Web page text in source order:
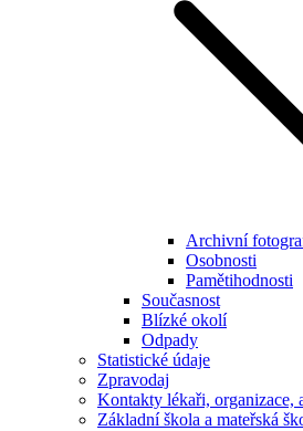
Archivní
Osobnosti
Pamětihodnosti
Současnost
Blízké okolí
Odpady
Statistické údaje
Zpravodaj
Kontakty lékaři, organizace,
Základní škola a mateřská